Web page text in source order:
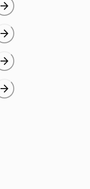
arrow_forward
arrow_forward
arrow_forward
arrow_forward